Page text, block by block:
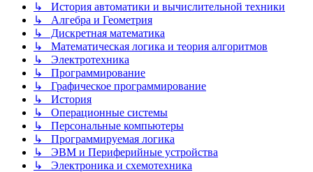
↳ История автоматики и вычислительной техники
↳ Алгебра и Геометрия
↳ Дискретная математика
↳ Математическая логика и теория алгоритмов
↳ Электротехника
↳ Программирование
↳ Графическое программирование
↳ История
↳ Операционные системы
↳ Персональные компьютеры
↳ Программируемая логика
↳ ЭВМ и Периферийные устройства
↳ Электроника и схемотехника